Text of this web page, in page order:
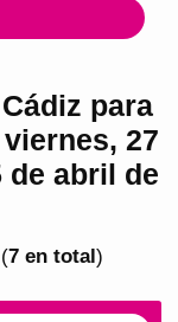
para
27
de abril de
(7en total )